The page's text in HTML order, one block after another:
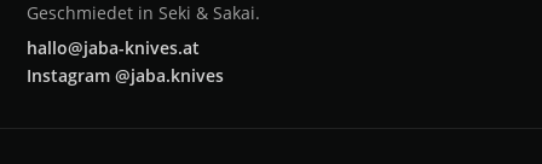
Geschmiedet in Seki & Sakai.
hallo@jaba-knives.at
Instagram @jaba.knives